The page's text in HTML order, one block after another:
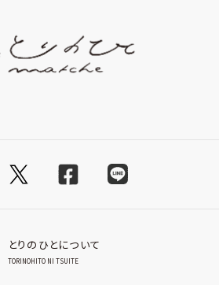
とりのひとについて
TORINOHITO NI TSUITE